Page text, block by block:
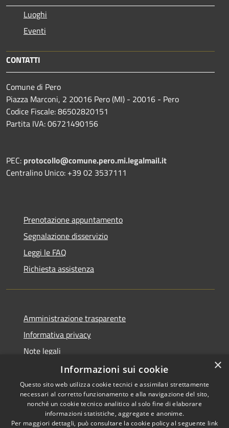
Luoghi
Eventi
CONTATTI
Comune di Pero
Piazza Marconi, 2 20016 Pero (MI) - 20016 - Pero
Codice Fiscale: 86502820151
Partita IVA: 06721490156
PEC: protocollo@comune.pero.mi.legalmail.it
Centralino Unico: +39 02 3537111
Prenotazione appuntamento
Segnalazione disservizio
Leggi le FAQ
Richiesta assistenza
Amministrazione trasparente
Informativa privacy
Note legali
Dichiarazione di accessibilità
RSS
Copyright © 2026 • Comune di
×
Informazioni sui cookie
Questo sito web utilizza cookie tecnici e assimilati strettamente
necessari al corretto funzionamento e alla navigazione del sito,
nonché un cookie tecnico analitico al solo fine di elaborare
informazioni statistiche, aggregate e anonime.
Per maggiori dettagli, può consultare la cookie policy al seguente link